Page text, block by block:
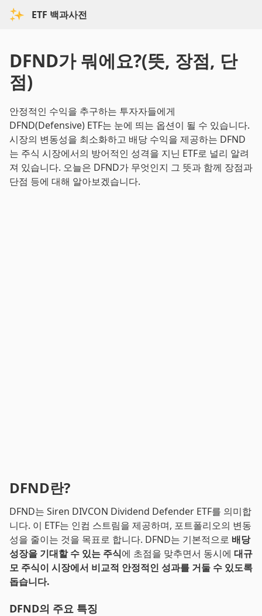
ETF 백과사전
DFND가 뭐에요?(뜻, 장점, 단
점)
안정적인 수익을 추구하는 투자자들에게
DFND(Defensive) ETF는 눈에 띄는 옵션이 될 수 있습니다.
시장의 변동성을 최소화하고 배당 수익을 제공하는 DFND
는 주식 시장에서의 방어적인 성격을 지닌 ETF로 널리 알려
져 있습니다. 오늘은 DFND가 무엇인지 그 뜻과 함께 장점과
단점 등에 대해 알아보겠습니다.
DFND란?
DFND는 Siren DIVCON Dividend Defender ETF를 의미합
니다. 이 ETF는 인컴 스트림을 제공하며, 포트폴리오의 변동
성을 줄이는 것을 목표로 합니다. DFND는 기본적으로 배당
성장을 기대할 수 있는 주식에 초점을 맞추면서 동시에 대규
모 주식이 시장에서 비교적 안정적인 성과를 거둘 수 있도록
돕습니다.
DFND의 주요 특징